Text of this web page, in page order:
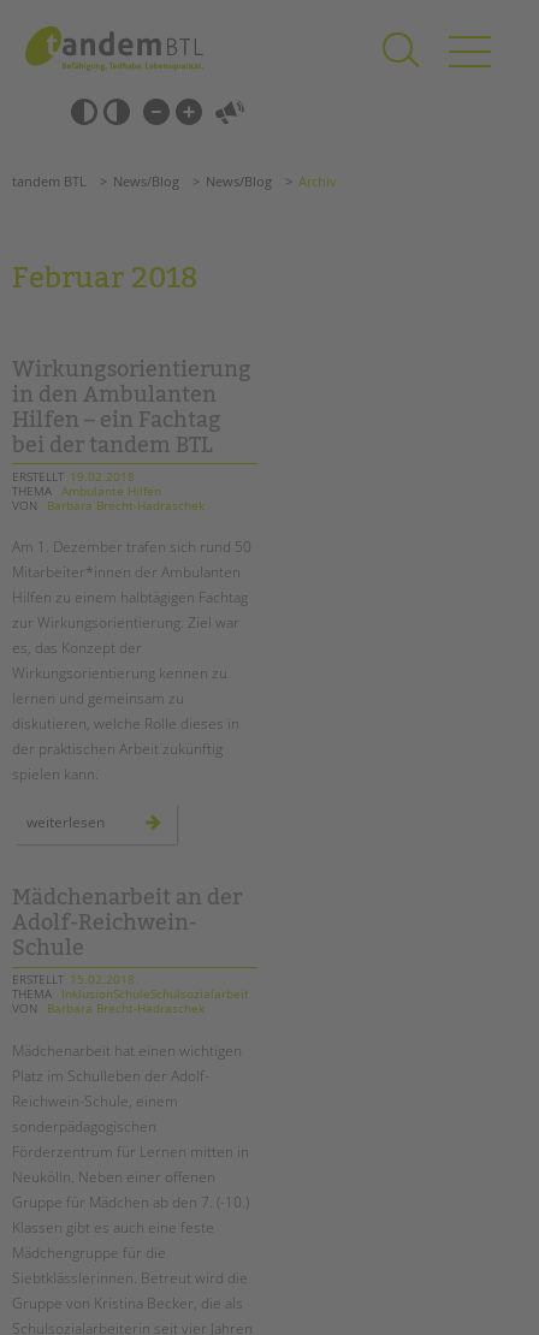
springen
Barrierefrei-
Einstellungen
überspringen
überspringen
Förderzentren
Kollegs
EFöB
Schulbezogene Sozialarbeit
Tagesgruppen
EINGLIEDERUNGSHILFE
BETREUTES WOHNEN
TANDEM BTL AKADEMIE
Zertfikatskurse
Seminarkalender
PROFIL | LEITBILD
Bereiche im Überblick
Kinder- und Jugendschutz
Unsere Videos
schoolcoach BTL
tandem international
KARRIERE
Stellenangebote
tandem als Arbeitgeberin
NEWS/BLOG
unkuerzbar
Briefe an Kai
tandem BTL News/Blog News/Blog Archiv
Februar 2018
Wirkungsorientierung
in den Ambulanten
Hilfen – ein Fachtag
bei der tandem BTL
ERSTELLT 19.02.2018
THEMA Ambulante Hilfen
VON
Barbara Brecht-Hadraschek
Am 1. Dezember trafen sich rund 50
Mitarbeiter*innen der Ambulanten
Hilfen zu einem halbtägigen Fachtag
zur Wirkungsorientierung. Ziel war
es, das Konzept der
Wirkungsorientierung kennen zu
lernen und gemeinsam zu
diskutieren, welche Rolle dieses in
der praktischen Arbeit zukünftig
spielen kann.
weiterlesen wirkungsorientierung
–
ein
fachtag
bei
tandem
btl
Mädchenarbeit an der
Adolf-Reichwein-
Schule
ERSTELLT 15.02.2018
THEMA
InklusionSchuleSchulsozialarbeit
VON
Barbara Brecht-Hadraschek
Mädchenarbeit hat einen wichtigen
Platz im Schulleben der Adolf-
Reichwein-Schule, einem
sonderpädagogischen
Förderzentrum für Lernen mitten in
Neukölln. Neben einer offenen
Gruppe für Mädchen ab den 7. (-10.)
Klassen gibt es auch eine feste
Mädchengruppe für die
Siebtklässlerinnen. Betreut wird die
Gruppe von Kristina Becker, die als
Schulsozialarbeiterin seit vier Jahren